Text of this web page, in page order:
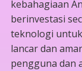
kebahagiaan
berinvestasi
teknologi
lancar dan
pengguna dan